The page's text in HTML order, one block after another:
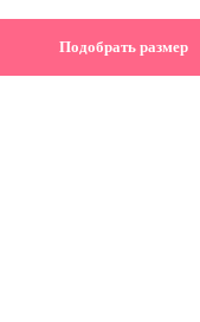
Подобрать размер